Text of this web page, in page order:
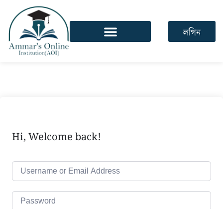
লগিন
Hi, Welcome back!